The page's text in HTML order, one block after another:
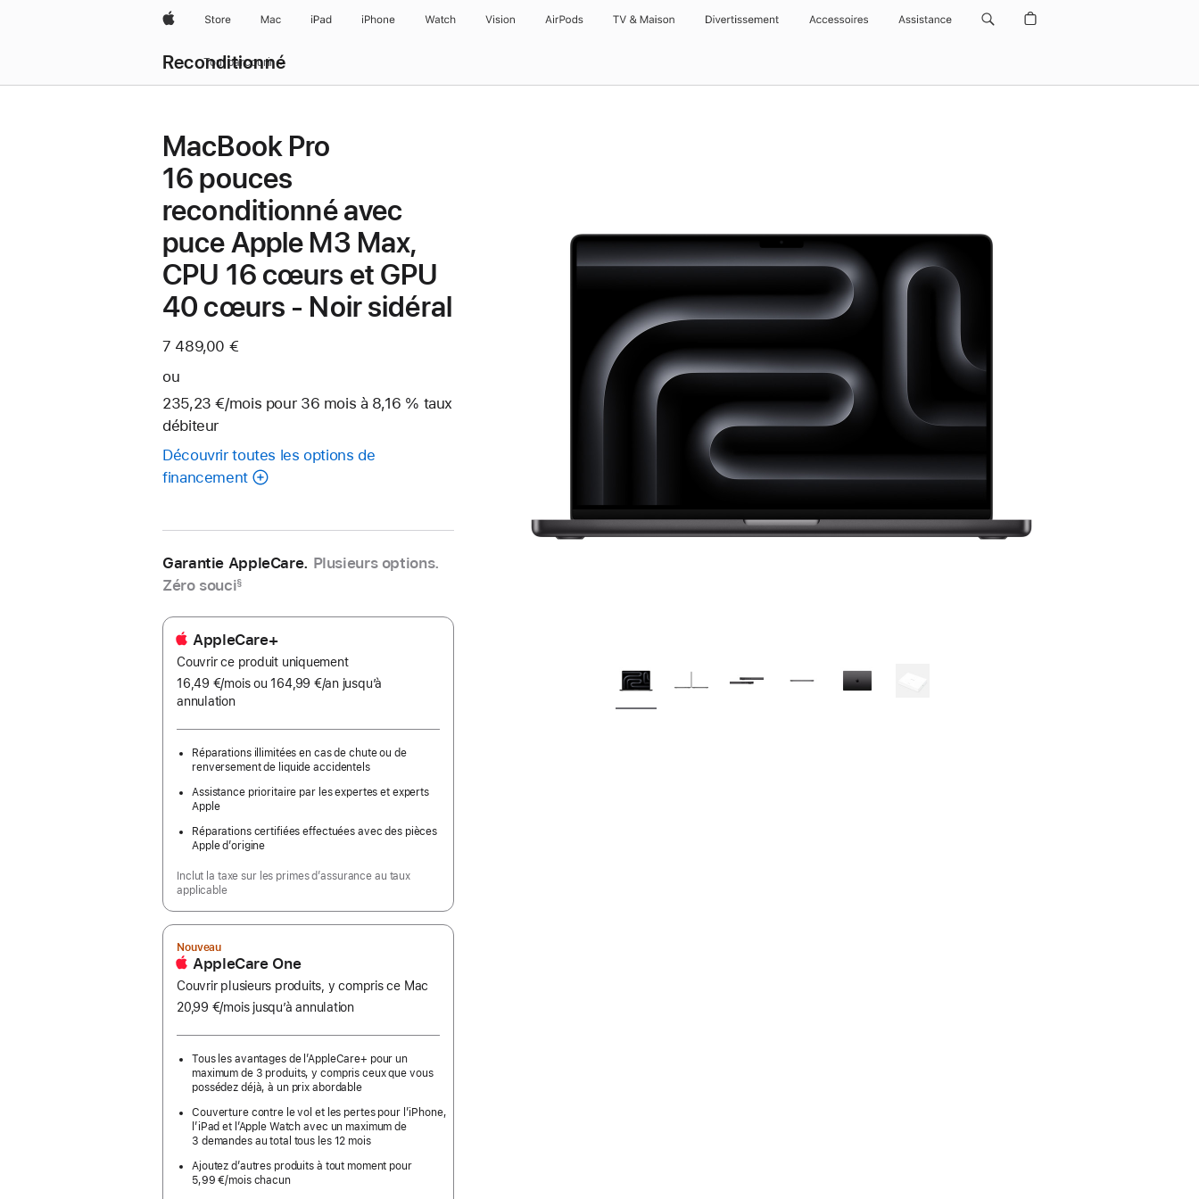
AppleStore Mac iPad iPhone Watch Vision AirPods TV & Maison Divertissements Accessoires Assistance
Reconditionné
Tout parcourir
MacBook Pro
16 pouces
reconditionné avec
puce Apple M3 Max,
CPU 16 cœurs et GPU
40 cœurs - Noir sidéral
7 489,00 €
ou
235,23 €/mois par
pour 36 mois mois
à 8,16 % taux
débiteur
Découvrir toutes les options de
financement
Garantie AppleCare. Plusieurs options.
Zéro souci§
AppleCare+
Couvrir ce produit uniquement
16,49 €/moispar
ou 164,99 €/an par
jusqu’à
annulation
Réparations illimitées en cas de chute ou de
renversement de liquide accidentels
Assistance prioritaire par les expertes et experts
Apple
Réparations certifiées effectuées avec des pièces
Apple d’origine
Inclut la taxe sur les primes d’assurance au taux
applicable
Nouveau
AppleCare One
Couvrir plusieurs produits, y compris ce Mac
20,99 €/moispar
jusqu’à annulation
Tous les avantages de l’AppleCare+ pour un
maximum de 3 produits, y compris ceux que vous
possédez déjà, à un prix abordable
Couverture contre le vol et les pertes pour l’iPhone,
l’iPad et l’Apple Watch avec un maximum de
3 demandes au total tous les 12 mois
Ajoutez d’autres produits à tout moment pour
5,99 €/moispar
chacun